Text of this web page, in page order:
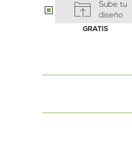
Sube tu
diseño
GRATIS